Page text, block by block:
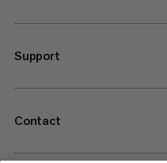
Support
Contact